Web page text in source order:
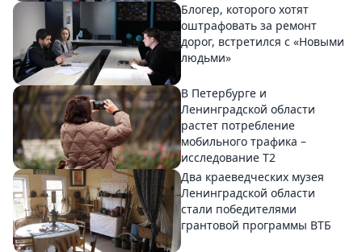
Блогер, которого хотят
оштрафовать за ремонт
дорог, встретился с «Новыми
людьми»
В Петербурге и
Ленинградской области
растет потребление
мобильного трафика –
исследование T2
Два краеведческих музея
Ленинградской области
стали победителями
грантовой программы ВТБ